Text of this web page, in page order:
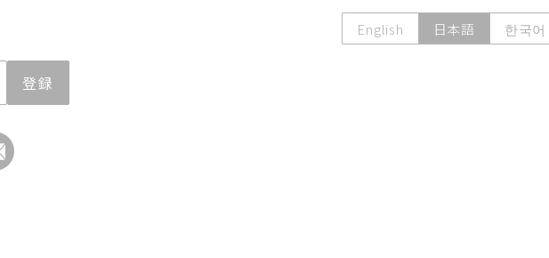
English 日本語 한국어
登録